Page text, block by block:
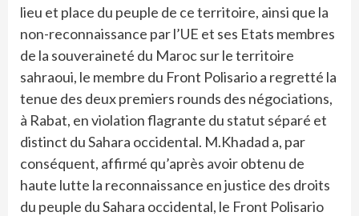
lieu et place du peuple de ce territoire, ainsi que la
non-reconnaissance par l’UE et ses Etats membres
de la souveraineté du Maroc sur le territoire
sahraoui, le membre du Front Polisario a regretté la
tenue des deux premiers rounds des négociations,
à Rabat, en violation flagrante du statut séparé et
distinct du Sahara occidental. M.Khadad a, par
conséquent, affirmé qu’après avoir obtenu de
haute lutte la reconnaissance en justice des droits
du peuple du Sahara occidental, le Front Polisario